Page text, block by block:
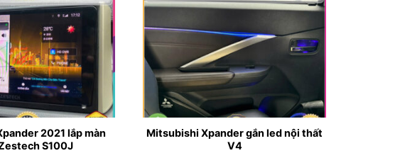
2021 lắp màn
S100J
Mitsubishi Xpander gắn led nội thất
V4